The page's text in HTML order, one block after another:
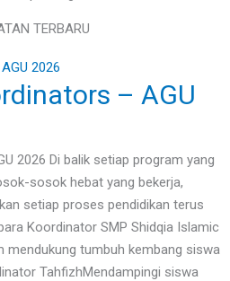
TERBARU
– AGU
2026 Di balik setiap program yang
sosok hebat yang bekerja,
setiap proses pendidikan terus
Koordinator SMP Shidqia Islamic
mendukung tumbuh kembang siswa
TahfizhMendampingi siswa